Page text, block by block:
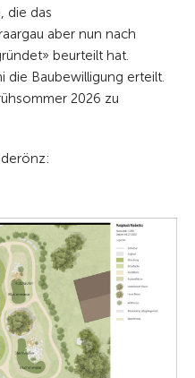
die das
aber nun nach
beurteilt hat.
die Baubewilligung erteilt.
2026 zu